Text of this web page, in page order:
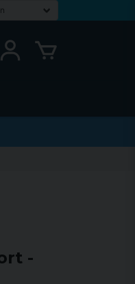
-